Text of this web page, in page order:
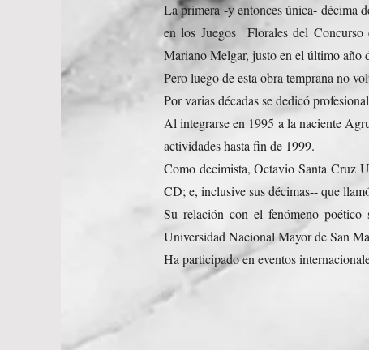
La primera -y entonces única- décima
en los Juegos Florales del
Mariano Melgar, justo en el último año
Pero luego de esta obra temprana no
Por varias décadas se dedicó
Al integrarse en 1995 a la naciente
actividades hasta fin de 1999.
Como decimista, Octavio Santa Cruz
CD; e, inclusive sus décimas-- que
Su relación con el fenómeno
Universidad Nacional Mayor de San
Ha participado en eventos